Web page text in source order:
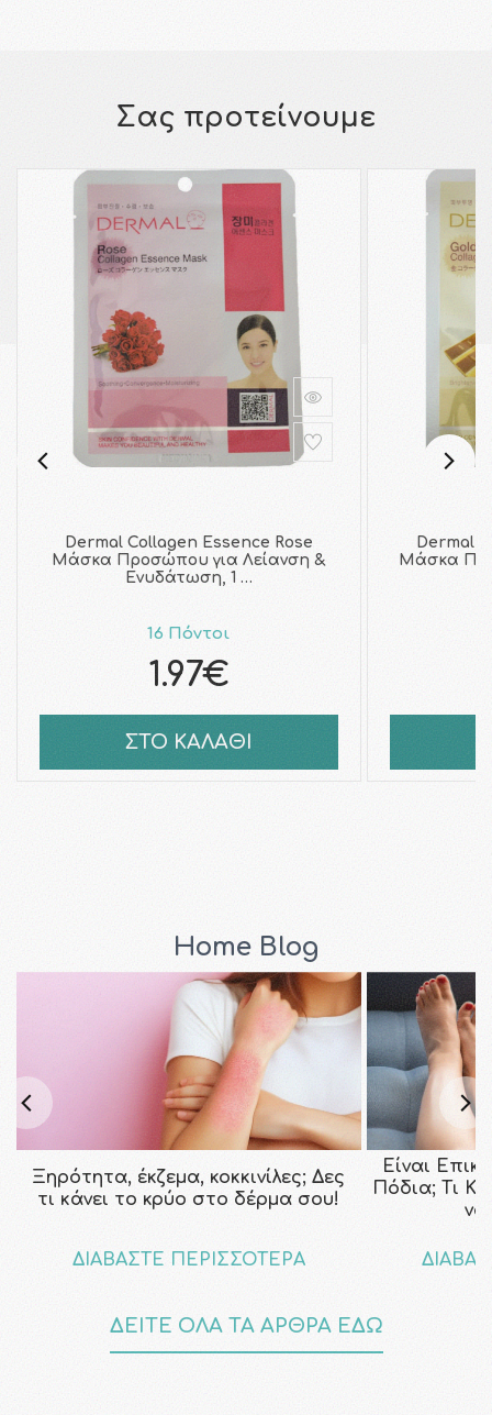
Σας προτείνουμε
Dermal Collagen Essence Rose
Μάσκα Προσώπου για Λείανση &
Ενυδάτωση, 1 …
16 Πόντοι
1.97€
ΣΤΟ ΚΑΛΑΘΙ
Dermal
Μάσκα
Home Blog
Ξηρότητα, έκζεμα, κοκκινίλες; Δες
τι κάνει το κρύο στο δέρμα σου!
ΔΙΑΒΑΣΤΕ ΠΕΡΙΣΣΟΤΕΡΑ
Είναι
Πόδια; Τι
να
ΔΕΙΤΕ ΟΛΑ ΤΑ ΑΡΘΡΑ ΕΔΩ